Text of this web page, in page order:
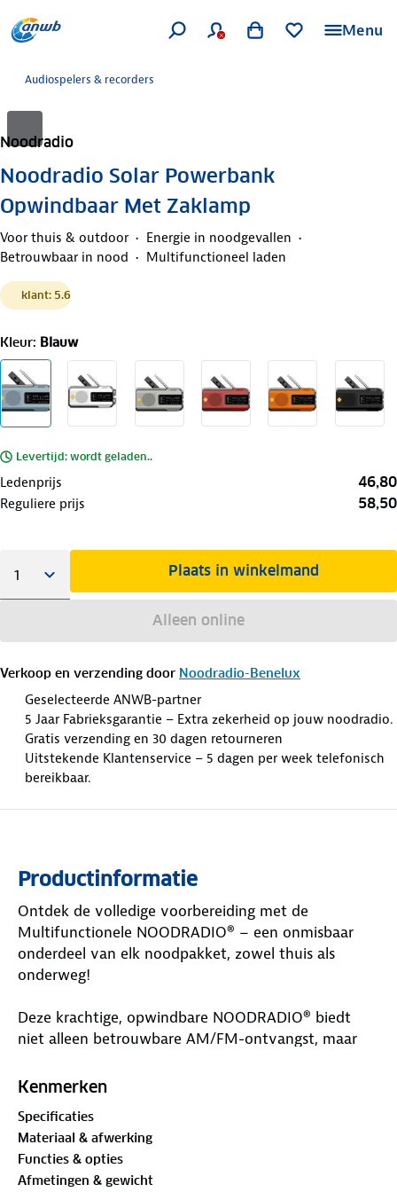
Menu
Audiospelers & recorders
Noodradio
Noodradio Solar Powerbank
Opwindbaar Met Zaklamp
Voor thuis & outdoor
Energie in noodgevallen
Betrouwbaar in nood
Multifunctioneel laden
klant: 5.6
Kleur: Blauw
Levertijd: wordt geladen..
Ledenprijs 46,80
Reguliere prijs 58,50
Plaats in winkelmand
Alleen online
Verkoop en verzending door Noodradio-Benelux
Geselecteerde ANWB-partner
5 Jaar Fabrieksgarantie – Extra zekerheid op jouw noodradio.
Gratis verzending en 30 dagen retourneren
Uitstekende Klantenservice – 5 dagen per week telefonisch
bereikbaar.
Productinformatie
Ontdek de volledige voorbereiding met de
Multifunctionele NOODRADIO® – een onmisbaar
onderdeel van elk noodpakket, zowel thuis als
onderweg!
Deze krachtige, opwindbare NOODRADIO® biedt
niet alleen betrouwbare AM/FM-ontvangst, maar
powerbank. Dankzij de oplaadmogelijkheden via
verbonden – zelfs wanneer het licht uitvalt of je ver
van het stroomnet bent.
Kenmerken:
Kenmerken
Specificaties
Materiaal & afwerking
Functies & opties
Afmetingen & gewicht